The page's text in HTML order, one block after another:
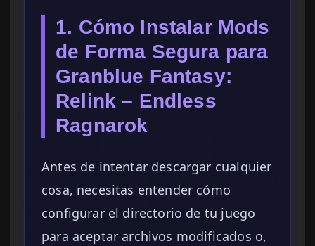
1. Cómo Instalar Mods
de Forma Segura para
Granblue Fantasy:
Relink – Endless
Ragnarok
Antes de intentar descargar cualquier
cosa, necesitas entender cómo
configurar el directorio de tu juego
para aceptar archivos modificados o,